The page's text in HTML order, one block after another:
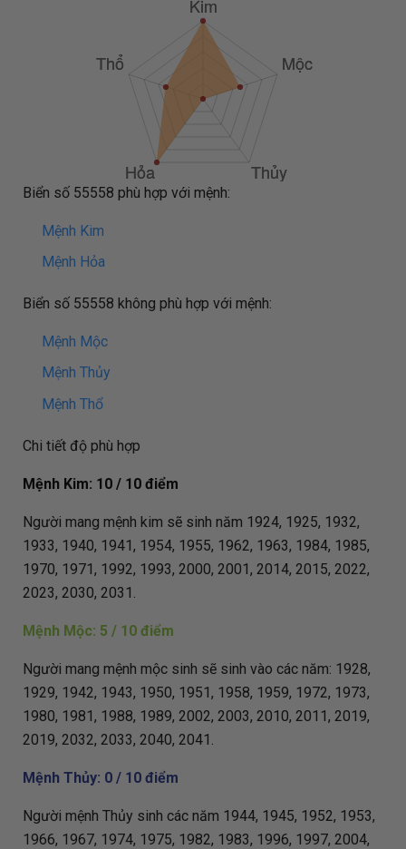
Biển số 55558 phù hợp với mệnh:
Mệnh Kim
Mệnh Hỏa
Biển số 55558 không phù hợp với mệnh:
Mệnh Mộc
Mệnh Thủy
Mệnh Thổ
Chi tiết độ phù hợp
Mệnh Kim: 10 / 10 điểm
Người mang mệnh kim sẽ sinh năm 1924, 1925, 1932,
1933, 1940, 1941, 1954, 1955, 1962, 1963, 1984, 1985,
1970, 1971, 1992, 1993, 2000, 2001, 2014, 2015, 2022,
2023, 2030, 2031.
Mệnh Mộc: 5 / 10 điểm
Người mang mệnh mộc sinh sẽ sinh vào các năm: 1928,
1929, 1942, 1943, 1950, 1951, 1958, 1959, 1972, 1973,
1980, 1981, 1988, 1989, 2002, 2003, 2010, 2011, 2019,
2019, 2032, 2033, 2040, 2041.
Mệnh Thủy: 0 / 10 điểm
Người mệnh Thủy sinh các năm 1944, 1945, 1952, 1953,
1966, 1967, 1974, 1975, 1982, 1983, 1996, 1997, 2004,